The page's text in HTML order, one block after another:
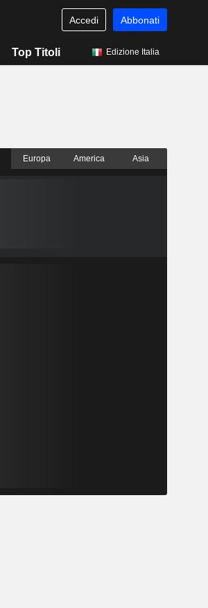
Accedi Abbonati
Top Titoli Edizione Italia
Europa America Asia